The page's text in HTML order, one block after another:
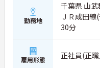
勤務地
千葉県 山
ＪＲ成田
30分
雇用形態 正社員(正